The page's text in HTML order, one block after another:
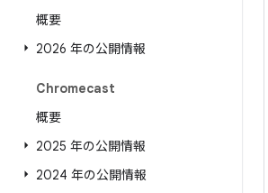
概要
2026 年の公開情報
Chromecast
概要
2025 年の公開情報
2024 年の公開情報